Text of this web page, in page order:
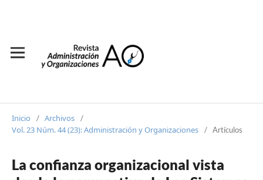
Inicio / Archivos /
Vol. 23 Núm. 44 (23): Administración y Organizaciones / Artículos
La confianza organizacional vista